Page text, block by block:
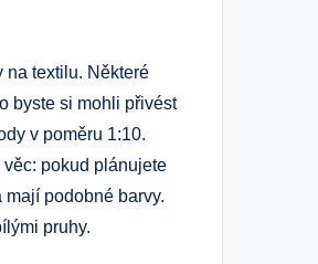
na textilu. Některé
byste si mohli přivést
v poměru 1:10.
pokud plánujete
podobné barvy.
pruhy.